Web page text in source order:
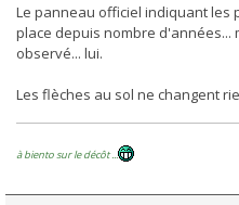
Le panneau officiel indiquant les
place depuis nombre
observé... lui.
Les flèches au sol ne changent
à biento sur le décôt ...